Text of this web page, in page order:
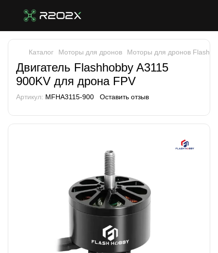
Каталог Моторы для дронов Моторы для дронов
Двигатель Flashhobby A3115
900KV для дрона FPV
Артикул: MFHA3115-900 Оставить отзыв